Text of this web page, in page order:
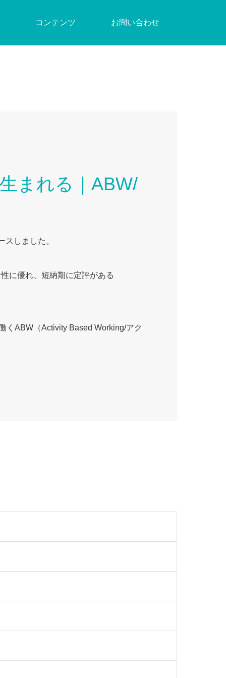
コンテンツ お問い合わせ
まれる｜ABW/
しました。
に優れ、短納期に定評がある
くABW（Activity Based Working/アク